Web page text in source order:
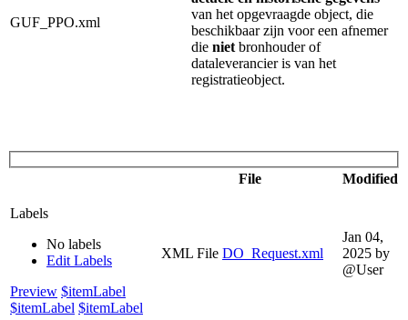
GUF_PPO.xml
van het opgevraagde object, die
beschikbaar zijn voor een afnemer
die niet bronhouder of
dataleverancier is van het
registratieobject.
File Modified
Labels
No labels
Edit Labels
Preview $itemLabel
$itemLabel $itemLabel
XML File DO_Request.xml
Jan 04,
2025 by
@User